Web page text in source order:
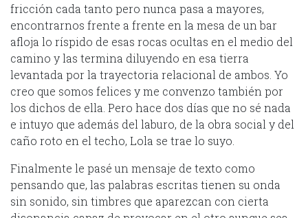
fricción cada tanto pero nunca pasa a mayores,
encontrarnos frente a frente en la mesa de un bar
afloja lo ríspido de esas rocas ocultas en el medio del
camino y las termina diluyendo en esa tierra
levantada por la trayectoria relacional de ambos. Yo
creo que somos felices y me convenzo también por
los dichos de ella. Pero hace dos días que no sé nada
e intuyo que además del laburo, de la obra social y del
caño roto en el techo, Lola se trae lo suyo.
Finalmente le pasé un mensaje de texto como
pensando que, las palabras escritas tienen su onda
sin sonido, sin timbres que aparezcan con cierta